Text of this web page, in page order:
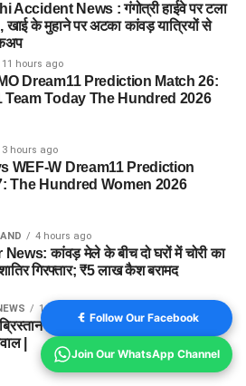
Accident News : गंगोत्री हाईवे पर टला
, खाई के मुहाने पर अटका कांवड़ यात्रियों से
11 hours ago
Dream11 Prediction Match 26:
Team Today The Hundred 2026
3 hours ago
WEF-W Dream11 Prediction
The Hundred Women 2026
4 hours ago
कांवड़ मेले के बीच दो घरों में चोरी का
गिरफ्तार; ₹5 लाख कैश बरामद
1 year ago
की ज़मीन को लेकर विवाद, दफनाने से
|
Follow Our Facebook
Join Our WhatsApp Channel